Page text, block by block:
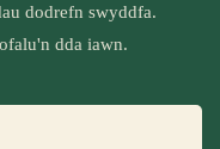
dodrefn swyddfa.
dda iawn.